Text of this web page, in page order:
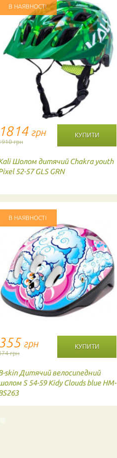
В НАЯВНОСТІ
1814 грн
грн
Шолом дитячий Chakra youth
52-57 GLS GRN
В НАЯВНОСТІ
грн
грн
skin Дитячий велосипедний
S 54-59 Kidy Clouds blue HM-